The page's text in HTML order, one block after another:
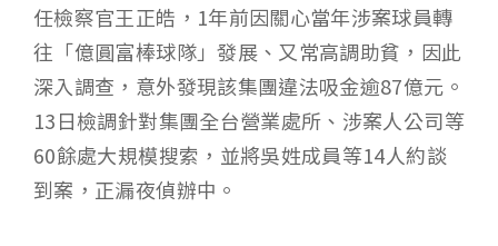
任檢察官王正皓，1年前因關心當年涉案球員轉
往「億圓富棒球隊」發展、又常高調助貧，因此
深入調查，意外發現該集團違法吸金逾87億元。
13日檢調針對集團全台營業處所、涉案人公司等
60餘處大規模搜索，並將吳姓成員等14人約談
到案，正漏夜偵辦中。